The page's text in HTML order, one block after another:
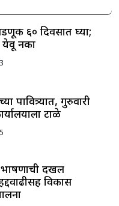
६० दिवसात घ्या;
येवू नका
पावित्र्यात, गुरुवारी
टाळे
भाषणाची दखल
विकास